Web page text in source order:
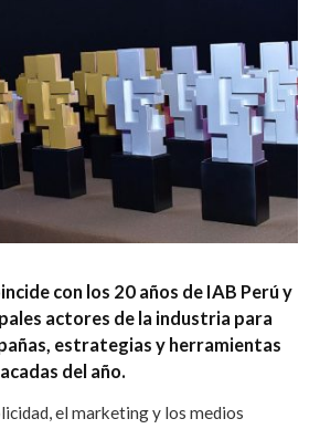
con los 20 años de IAB Perú y
actores de la industria para
estrategias y herramientas
del año.
el marketing y los medios